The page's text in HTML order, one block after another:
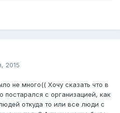
2015
не много(( Хочу сказать что в
постарался с организацией, как
откуда то или все люди с